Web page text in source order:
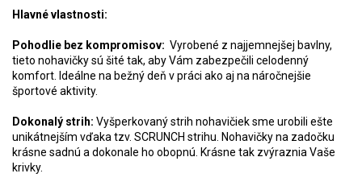
Hlavné vlastnosti:
Pohodlie bez kompromisov: Vyrobené z najjemnejšej bavlny,
tieto nohavičky sú šité tak, aby Vám zabezpečili celodenný
komfort. Ideálne na bežný deň v práci ako aj na náročnejšie
športové aktivity.
Dokonalý strih: Vyšperkovaný strih nohavičiek sme urobili ešte
unikátnejším vďaka tzv. SCRUNCH strihu. Nohavičky na zadočku
krásne sadnú a dokonale ho obopnú. Krásne tak zvýraznia Vaše
krivky.